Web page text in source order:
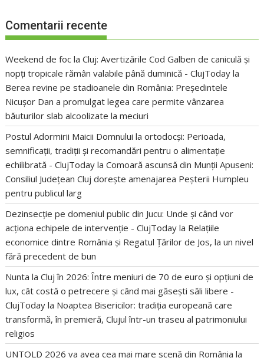
Comentarii recente
Weekend de foc la Cluj: Avertizările Cod Galben de caniculă și
nopți tropicale rămân valabile până duminică - ClujToday la
Berea revine pe stadioanele din România: Președintele
Nicușor Dan a promulgat legea care permite vânzarea
băuturilor slab alcoolizate la meciuri
Postul Adormirii Maicii Domnului la ortodocși: Perioada,
semnificații, tradiții și recomandări pentru o alimentație
echilibrată - ClujToday laComoară ascunsă din Munții Apuseni:
Consiliul Județean Cluj dorește amenajarea Peșterii Humpleu
pentru publicul larg
Dezinsecție pe domeniul public din Jucu: Unde și când vor
acționa echipele de intervenție - ClujToday la Relațiile
economice dintre România și Regatul Țărilor de Jos, la un nivel
fără precedent de bun
Nunta la Cluj în 2026: Între meniuri de 70 de euro și opțiuni de
lux, cât costă o petrecere și când mai găsești săli libere -
ClujToday la Noaptea Bisericilor: tradiția europeană care
transformă, în premieră, Clujul într-un traseu al patrimoniului
religios
UNTOLD 2026 va avea cea mai mare scenă din România la